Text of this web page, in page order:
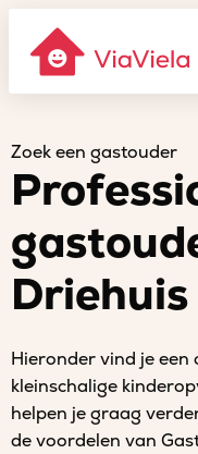
Zoek een gastouder
Driehuis
Hieronder vind je
kleinschalige
helpen je graag
de voordelen van